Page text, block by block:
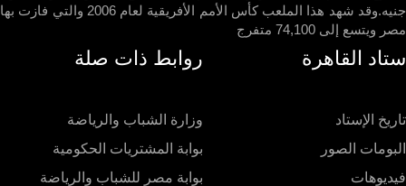
جنيه.وقد شهد هذا الملعب كأس الأمم الأفريقية لعام 2006 والتي فازت بها
إلى 74,100 متفرج
القاهرة
الإستاد
الصور
روابط ذات صلة
وزارة الشباب والرياضة
بوابة المشتريات الحكومية
بوابة مصر للشباب والرياضة